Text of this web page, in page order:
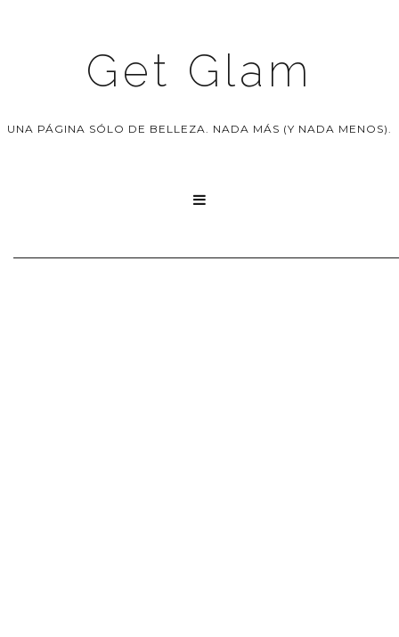
Get Glam
UNA PÁGINA SÓLO DE BELLEZA. NADA MÁS (Y NADA MENOS).
